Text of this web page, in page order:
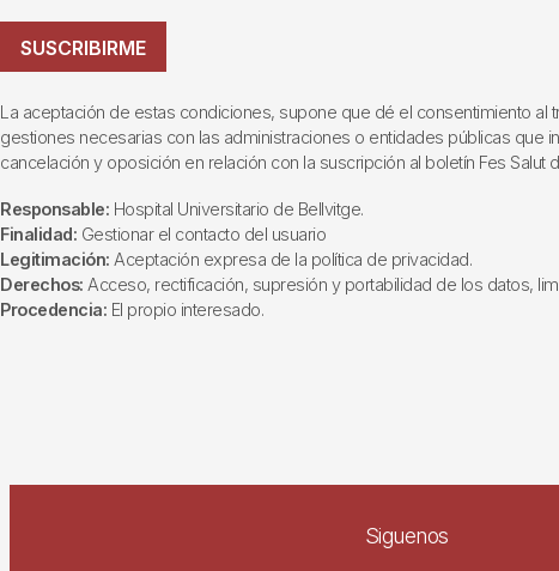
SUSCRIBIRME
La aceptación de estas condiciones, supone que dé el consentimiento
gestiones necesarias con las administraciones o entidades públicas que
cancelación y oposición en relación con la suscripción al boletín Fes Salut
Responsable: Hospital Universitario de Bellvitge.
Finalidad: Gestionar el contacto del usuario
Legitimación: Aceptación expresa de la política de privacidad.
Derechos: Acceso, rectificación, supresión y portabilidad de los datos,
Procedencia: El propio interesado.
Siguenos